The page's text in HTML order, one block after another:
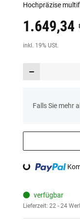
Hochpräzise
Preis: 19,44 €inkl.
1.649,34
inkl. 19% USt.
Falls Sie mehr
Loading...
verfügbar
Lieferzeit: 22 - 24